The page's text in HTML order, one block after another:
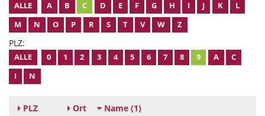
ALLE A B C D E F G H I J K
L
M
N O P R S T V W Z
PLZ:
ALLE 0 1 2 3 4 5 6 7 8 9 A
C
I
N
PLZ Ort Name (1)